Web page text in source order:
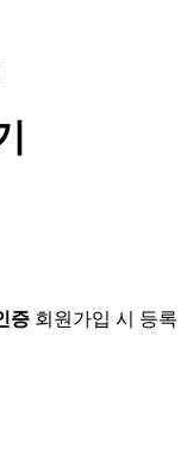
증 회원가입 시 등록